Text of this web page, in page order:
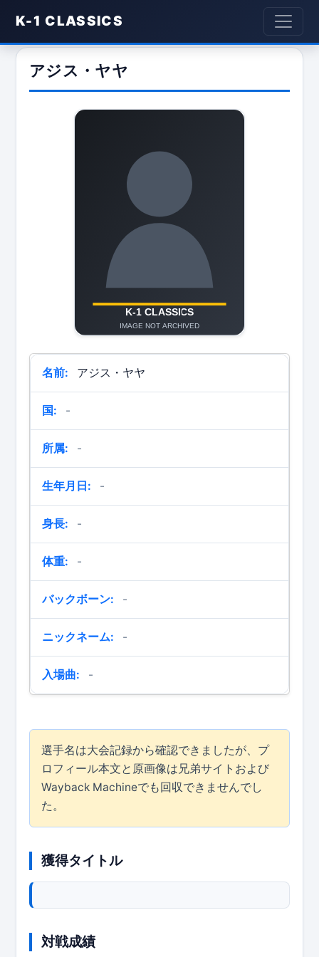
K-1 CLASSICS
アジス・ヤヤ
名前: アジス・ヤヤ
国: -
所属: -
生年月日: -
身長: -
体重: -
バックボーン: -
ニックネーム: -
入場曲: -
選手名は大会記録から確認できましたが、プ
ロフィール本文と原画像は兄弟サイトおよび
Wayback Machineでも回収できませんでし
た。
獲得タイトル
対戦成績